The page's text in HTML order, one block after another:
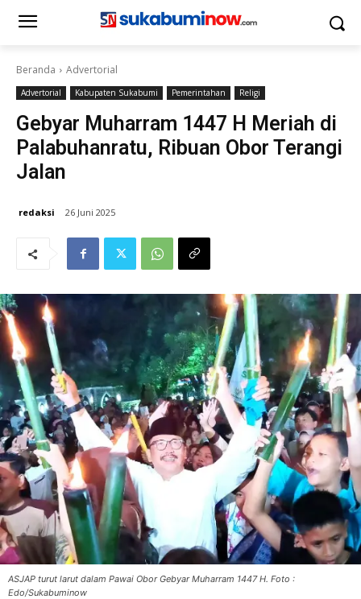
Beranda Advertorial
Advertorial Kabupaten Sukabumi Pemerintahan Religi
Gebyar Muharram 1447 H Meriah di
Palabuhanratu, Ribuan Obor Terangi
Jalan
redaksi 26 Juni 2025
ASJAP turut larut dalam Pawai Obor Gebyar Muharram 1447 H. Foto :
Edo/Sukabuminow